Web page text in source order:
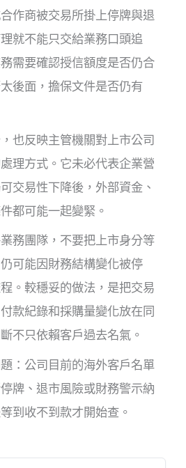
作商被交易所掛上停牌與退
就不能只交給業務口頭追
需要確認授信額度是否仍合
後面，擔保文件是否仍有
也反映主管機關對上市公司
理方式。它未必代表企業營
交易性下降後，外部資金、
都可能一起變緊。
務團隊，不要把上市身分等
可能因財務結構變化被停
。較穩妥的做法，是把交易
款紀錄和採購量變化放在同
不只依賴客戶過去名氣。
：公司目前的海外客戶名單
牌、退市風險或財務警示納
到收不到款才開始查。